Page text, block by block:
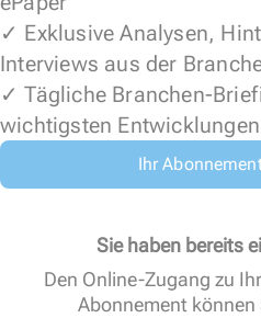
✓ Exklusive Analysen,
Interviews aus der
✓ Tägliche Branchen-
wichtigsten Entwicklungen
Ihr
Sie haben bereits
Den Online-Zugang zu
Abonnement können